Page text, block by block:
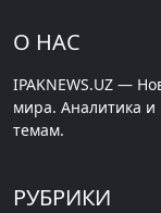
О НАС
IPAKNEWS.UZ —
мира. Аналитика
темам.
РУБРИКИ